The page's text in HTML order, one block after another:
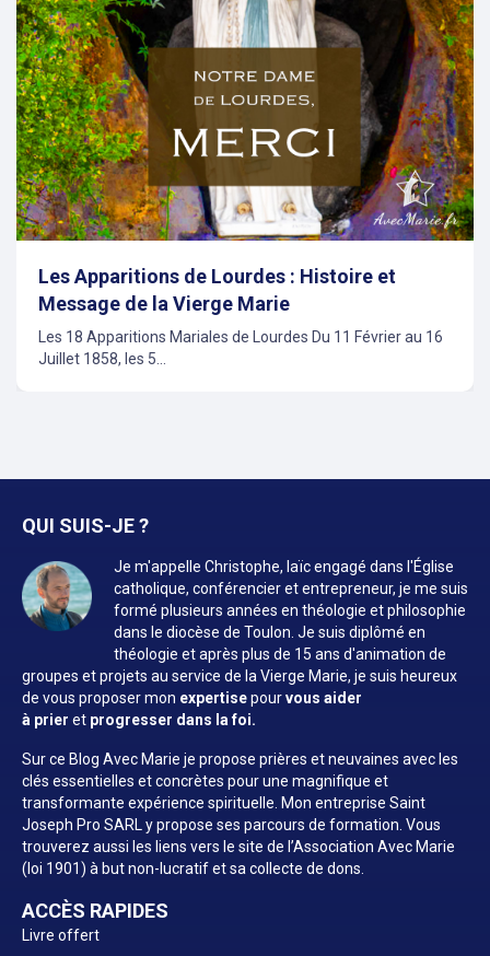
Les Apparitions de Lourdes : Histoire et
Message de la Vierge Marie
Les 18 Apparitions Mariales de Lourdes Du 11 Février au 16
Juillet 1858, les 5...
QUI SUIS-JE ?
Je m'appelle Christophe, laïc engagé dans l'Église
catholique, conférencier et entrepreneur, je me suis
formé plusieurs années en théologie et philosophie
dans le diocèse de Toulon. Je suis diplômé en
théologie et après plus de 15 ans d'animation de
groupes et projets au service de la Vierge Marie, je suis heureux
de vous proposer mon expertisepourvous aider
à prier et progresser dans la foi.
Sur ce Blog Avec Marie je propose prières et neuvaines avec les
clés essentielles et concrètes pour une magnifique et
transformante expérience spirituelle. Mon entreprise Saint
Joseph Pro SARL y propose ses parcours de formation. Vous
trouverez aussi les liens vers le site de l’Association Avec Marie
(loi 1901) à but non-lucratif et sa collecte de dons.
ACCÈS RAPIDES
Livre offert